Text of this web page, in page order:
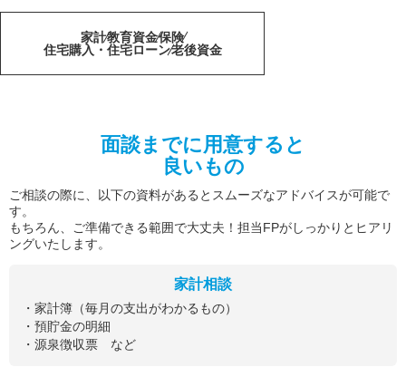
家計教育資金保険
住宅購入・住宅ローン老後資金
面談までに用意すると
良いもの
ご相談の際に、以下の資料があるとスムーズなアドバイスが可能で
す。
もちろん、ご準備できる範囲で大丈夫！担当FPがしっかりとヒアリ
ングいたします。
家計相談
・家計簿（毎月の支出がわかるもの）
・預貯金の明細
・源泉徴収票 など